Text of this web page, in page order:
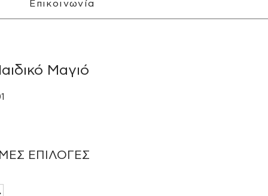
Επικοινωνία
Μαγιό
ΕΠΙΛΟΓΈΣ